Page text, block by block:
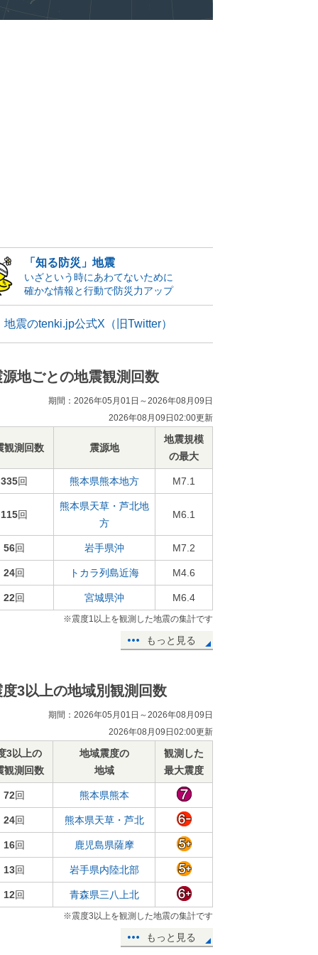
「知る防災」地震
いざという時にあわてないために
確かな情報と行動で防災力アップ
地震のtenki.jp公式X（旧Twitter）
源地ごとの地震観測回数
期間：2026年05月01日～2026年08月09日
2026年08月09日02:00更新
観測回数 震源地
地震規模
の最大
335回 熊本県熊本地方 M7.1
115回
熊本県天草・芦北地
方
M6.1
56回 岩手県沖 M7.2
24回 トカラ列島近海 M4.6
22回 宮城県沖 M6.4
※震度1以上を観測した地震の集計です
もっと見る
度3以上の地域別観測回数
期間：2026年05月01日～2026年08月09日
2026年08月09日02:00更新
3以上の
観測回数
地域震度の
地域
観測した
最大震度
72回 熊本県熊本
24回 熊本県天草・芦北
16回 鹿児島県薩摩
13回 岩手県内陸北部
12回 青森県三八上北
※震度3以上を観測した地震の集計です
もっと見る